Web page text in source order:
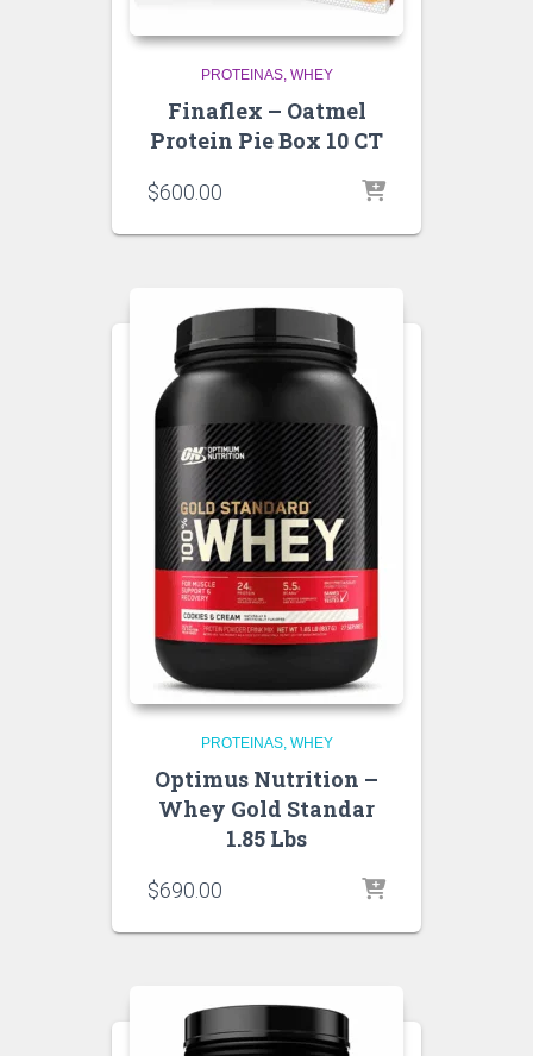
PROTEINAS WHEY
Finaflex – Oatmel
Protein Pie Box 10 CT
$600.00
PROTEINAS WHEY
Optimus Nutrition –
Whey Gold Standar
1.85 Lbs
$690.00